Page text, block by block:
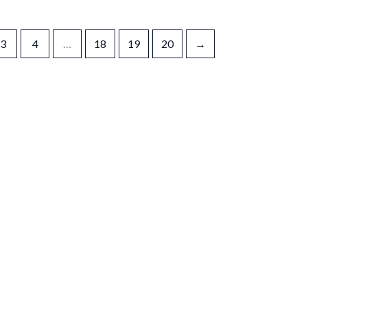
3 4 … 18 19 20 →